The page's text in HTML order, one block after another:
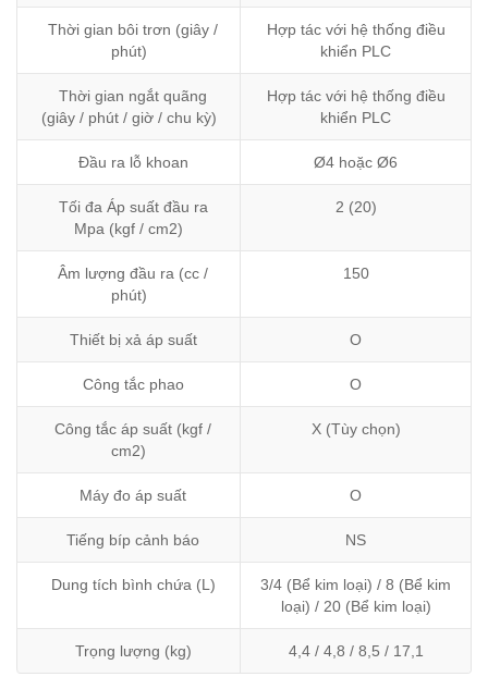
Thời gian bôi trơn (giây /
phút)
Hợp tác với hệ thống điều
khiển PLC
Thời gian ngắt quãng
(giây / phút / giờ / chu kỳ)
Hợp tác với hệ thống điều
khiển PLC
Đầu ra lỗ khoan Ø4 hoặc Ø6
Tối đa Áp suất đầu ra
Mpa (kgf / cm2)
2 (20)
Âm lượng đầu ra (cc /
phút)
150
Thiết bị xả áp suất O
Công tắc phao O
Công tắc áp suất (kgf /
cm2)
X (Tùy chọn)
Máy đo áp suất O
Tiếng bíp cảnh báo NS
Dung tích bình chứa (L)
3/4 (Bể kim loại) / 8 (Bể kim
loại) / 20 (Bể kim loại)
Trọng lượng (kg) 4,4 / 4,8 / 8,5 / 17,1